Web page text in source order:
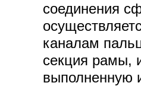
соединения
каналам
секция рамы,
выполненную